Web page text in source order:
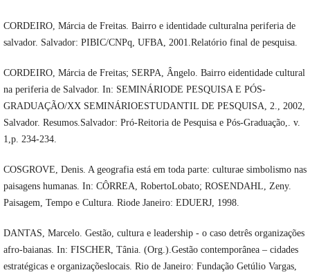
CORDEIRO, Márcia de Freitas. Bairro e identidade culturalna periferia de
salvador. Salvador: PIBIC/CNPq, UFBA, 2001.Relatório final de pesquisa.
CORDEIRO, Márcia de Freitas; SERPA, Ângelo. Bairro eidentidade cultural
na periferia de Salvador. In: SEMINÁRIODE PESQUISA E PÓS-
GRADUAÇÃO/XX SEMINÁRIOESTUDANTIL DE PESQUISA, 2., 2002,
Salvador. Resumos.Salvador: Pró-Reitoria de Pesquisa e Pós-Graduação,. v.
1,p. 234-234.
COSGROVE, Denis. A geografia está em toda parte: culturae simbolismo nas
paisagens humanas. In: CÔRREA, RobertoLobato; ROSENDAHL, Zeny.
Paisagem, Tempo e Cultura. Riode Janeiro: EDUERJ, 1998.
DANTAS, Marcelo. Gestão, cultura e leadership - o caso detrês organizações
afro-baianas. In: FISCHER, Tânia. (Org.).Gestão contemporânea – cidades
estratégicas e organizaçõeslocais. Rio de Janeiro: Fundação Getúlio Vargas,